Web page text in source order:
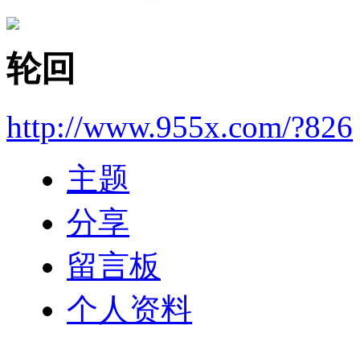
轮回
http://www.955x.com/?826
主题
分享
留言板
个人资料